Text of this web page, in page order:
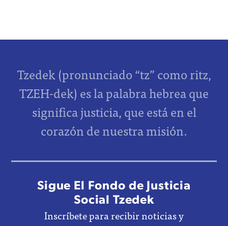
Tzedek (pronunciado “tz” como ritz,
TZEH-dek) es la palabra hebrea que
significa justicia, que está en el
corazón de nuestra misión.
Sigue El Fondo de Justicia
Social Tzedek
Inscríbete para recibir noticias y